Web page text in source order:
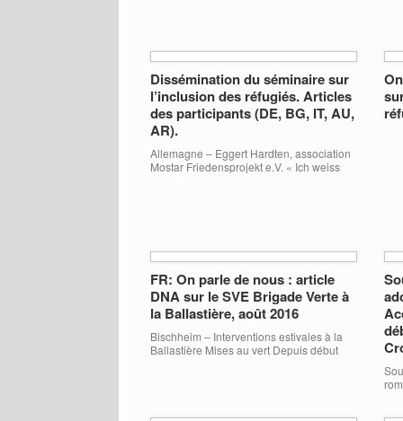
Dissémination du séminaire sur
l’inclusion des réfugiés. Articles
des participants (DE, BG, IT, AU,
AR).
Allemagne – Eggert Hardten, association
Mostar Friedensprojekt e.V. « Ich weiss
Straßburger NGO, die sich vor allem die
Zusammenarbeit mit den Ländern
Nordafrikas auf die Fahnen […]
FR: On parle de nous : article
DNA sur le SVE Brigade Verte à
la Ballastière, août 2016
Bischheim – Interventions estivales à la
Ballastière Mises au vert Depuis début
solidarité échanges et développement